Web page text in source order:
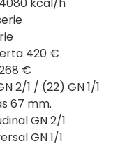
420 €
€
2/1 / (22) GN 1/1
67 mm.
GN 2/1
GN 1/1